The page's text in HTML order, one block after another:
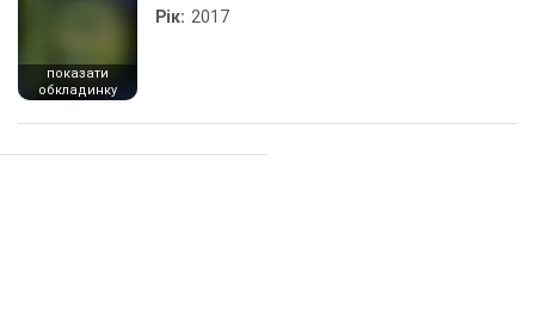
показати
обкладинку
Рік: 2017